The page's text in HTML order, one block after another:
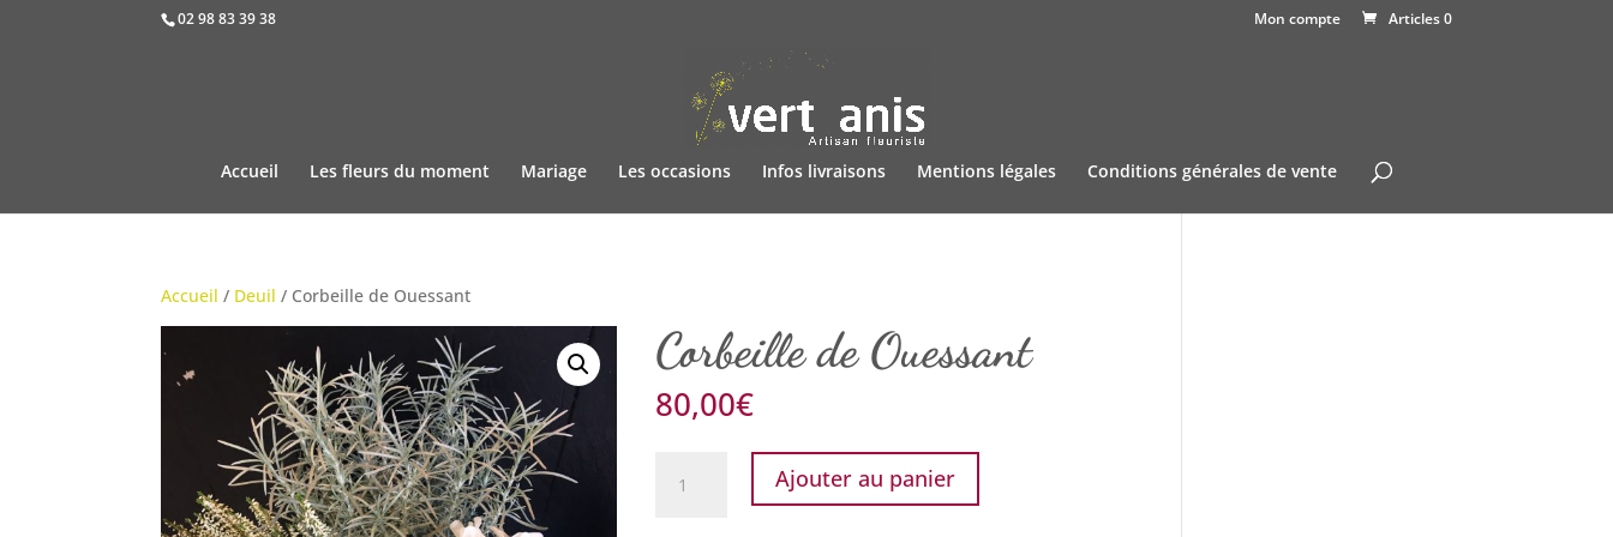
02 98 83 39 38 Mon compte Articles 0
Accueil Les fleurs du moment Mariage Les occasions Infos livraisons Mentions légales Conditions générales de vente
Accueil / Deuil / Corbeille de Ouessant
Corbeille de Ouessant
80,00€
Ajouter au panier